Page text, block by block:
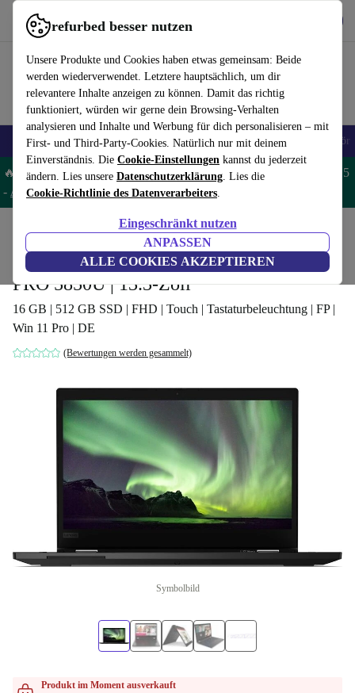
refurbed besser nutzen
Unsere Produkte und Cookies haben etwas gemeinsam: Beide
werden wiederverwendet. Letztere hauptsächlich, um dir
relevantere Inhalte anzeigen zu können. Damit das richtig
funktioniert, würden wir gerne dein Browsing-Verhalten
analysieren und Inhalte und Werbung für dich personalisieren – mit
First- und Third-Party-Cookies. Natürlich nur mit deinem
Einverständnis. Die Cookie-Einstellungen kannst du jederzeit
ändern. Lies unsere Datenschutzerklärung. Lies die
Cookie-Richtlinie des Datenverarbeiters.
Eingeschränkt nutzen
ANPASSEN
ALLE COOKIES AKZEPTIEREN
refurbed schnell und einfach nutzen
🎒 Back to school Handys Laptops Tablets Smartwatches Zubehör
🔥 Spare 5% EXTRA auf MacBooks und iPads – Code: MACPAD5
- AGB
Laptops Lenovo Laptops
Lenovo ThinkPad L13 Yoga G2 | Ryzen 7
PRO 5850U | 13.3-Zoll
16 GB | 512 GB SSD | FHD | Touch | Tastaturbeleuchtung | FP |
Win 11 Pro | DE
(Bewertungen werden gesammelt)
Symbolbild
Produkt im Moment ausverkauft